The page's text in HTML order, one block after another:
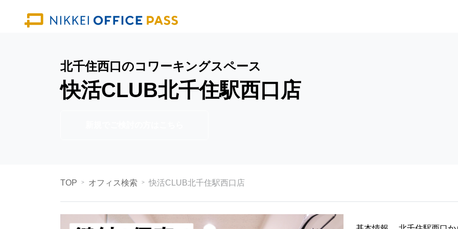
北千住西口のコワーキングスペース
快活CLUB北千住駅西口店
TOP オフィス検索 快活CLUB北千住駅西口店